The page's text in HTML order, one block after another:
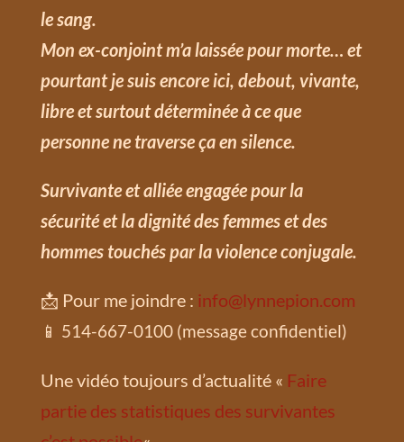
le sang.
Mon ex-conjoint m’a laissée pour morte… et
pourtant je suis encore ici, debout, vivante,
libre et surtout déterminée à ce que
personne ne traverse ça en silence.
Survivante et alliée engagée pour la
sécurité et la dignité des femmes et des
hommes touchés par la violence conjugale.
📩 Pour me joindre : info@lynnepion.com
📱 514-667-0100 (message confidentiel)
Une vidéo toujours d’actualité « Faire
partie des statistiques des survivantes